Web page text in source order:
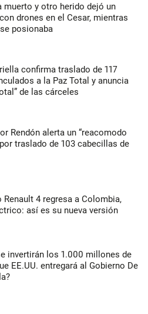
muerto y otro herido dejó un
drones en el Cesar, mientras
posionaba
confirma traslado de 117
a la Paz Total y anuncia
de las cárceles
Rendón alerta un “reacomodo
traslado de 103 cabecillas de
Renault 4 regresa a Colombia,
así es su nueva versión
invertirán los 1.000 millones de
EE.UU. entregará al Gobierno De